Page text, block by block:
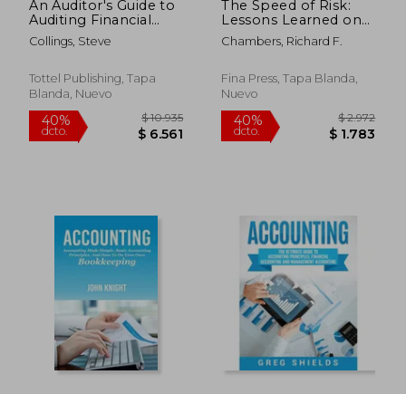
An Auditor's Guide to
Auditing Financial
Statements in the UK
(en Inglés)
Collings, Steve
Tottel Publishing, Tapa
Blanda, Nuevo
The Speed of Risk:
Lessons Learned on
the Audit Trail, 3rd
Edition (en Inglés)
Chambers, Richard F.
Fina Press, Tapa Blanda,
Nuevo